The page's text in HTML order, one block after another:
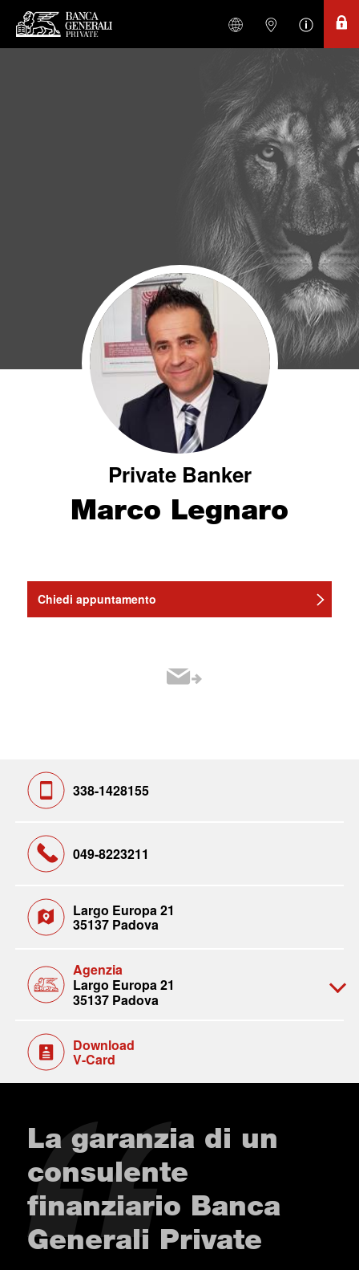
Private Banker
Marco Legnaro
Chiedi appuntamento
338-1428155
049-8223211
Largo Europa 21
35137 Padova
Agenzia
Largo Europa 21
35137 Padova
Download
V-Card
La garanzia di un
consulente
finanziario Banca
Generali Private